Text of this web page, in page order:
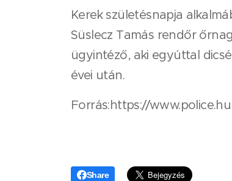
Kerek születésnapja
Süslecz Tamás rendőr
ügyintéző, aki egyúttal
évei után.
Forrás:https://www.police.hu
Share